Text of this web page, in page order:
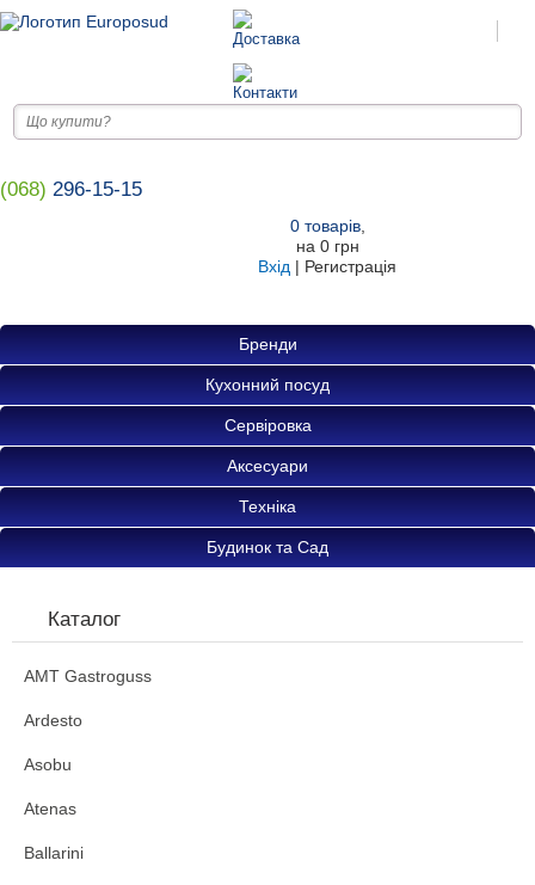
(068) 296-15-15
0товарів,
на 0 грн
Вхід | Регистрація
Бренди
Кухонний посуд
Сервіровка
Аксесуари
Техніка
Будинок та Сад
Каталог
AMT Gastroguss
Ardesto
Asobu
Atenas
Ballarini